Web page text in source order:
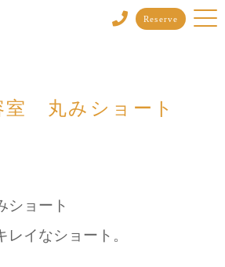
Reserve
室 丸みショート
ョート
レイなショート。